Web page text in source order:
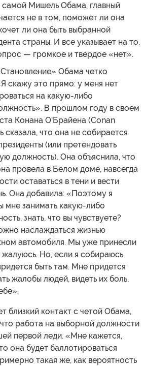
самой Мишель Обама, главный
не в том, поможет ли она
ли она быть выбранной
страны. И все указывает на то,
— громкое и твердое «нет».
Обама четко
скажу это прямо: у меня нет
на какую-либо
В прошлом году в своем
Конана О'Брайена (Conan
сказала, что она не собирается
(или претендовать
должность). Она объяснила, что
провела в Белом доме, навсегда
оставаться в тени и вести
Она добавила: «Поэтому я
мне занимать какую-либо
знать, что вы чувствуете?
наслаждаться жизнью
автомобиля. Мы уже принесли
Но, если я собираюсь
быть там. Мне придется
жалобы людей, видеть их боль,
близкий контакт с четой Обама,
работа на выборной должности
первой леди. «Мне кажется,
она будет баллотироваться
такая же, как вероятность